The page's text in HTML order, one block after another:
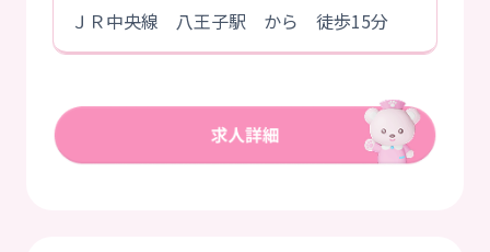
ＪＲ中央線 八王子駅 から 徒歩15分